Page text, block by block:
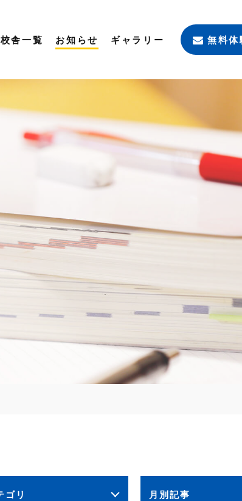
校舎一覧 お知らせ ギャラリー 無料体